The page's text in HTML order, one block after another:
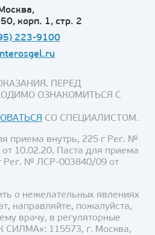
корп. 1, стр. 2
223-9100
ПЕРЕД
ОЗНАКОМИТЬСЯ С
СО СПЕЦИАЛИСТОМ.
приема внутрь, 225 г Рег. №
10.02.20. Паста для приема
Рег. № ЛСР-003840/09 от
о нежелательных явлениях
направляйте, пожалуйста,
врачу, в регуляторные
СИЛМА»: 115573, г. Москва,